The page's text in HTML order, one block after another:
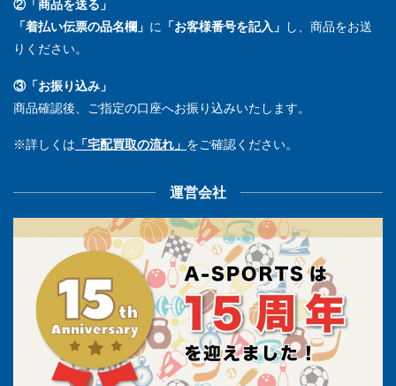
②「商品を送る」
「着払い伝票の品名欄」 に 「お客様番号を記入」
し、商品をお送
りください。
③「お振り込み」
商品確認後、ご指定の口座へお振り込みいたします。
※詳しくは 「宅配買取の流れ」 をご確認ください。
運営会社